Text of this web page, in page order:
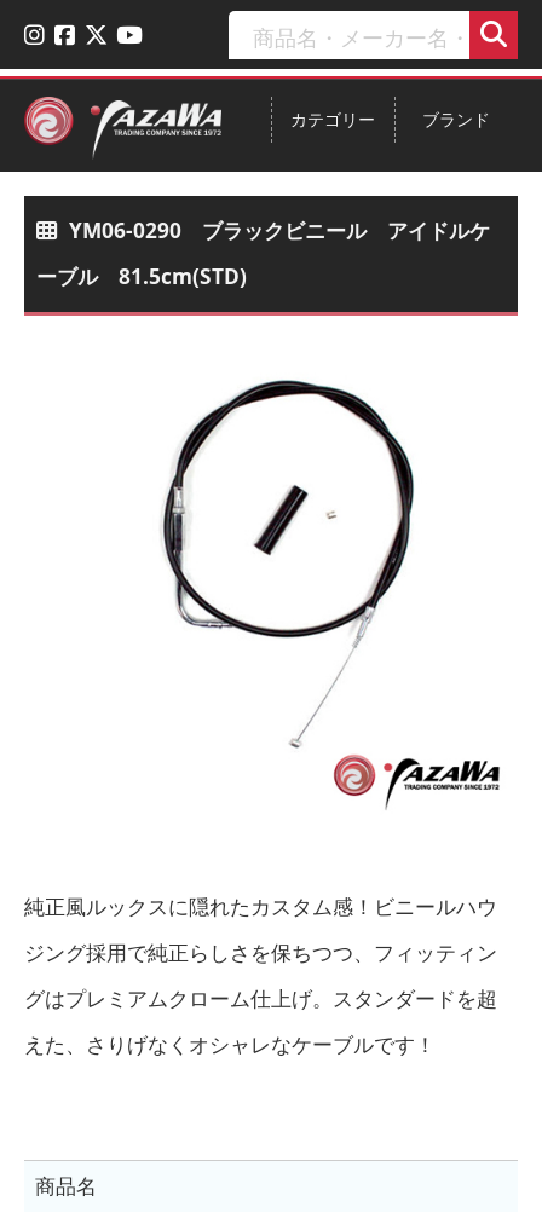
ブランド
カテゴリー
YM06-0290 ブラックビニール アイドルケ
ーブル 81.5cm(STD)
純正風ルックスに隠れたカスタム感！ビニールハウ
ジング採用で純正らしさを保ちつつ、フィッティン
グはプレミアムクローム仕上げ。スタンダードを超
えた、さりげなくオシャレなケーブルです！
商品名